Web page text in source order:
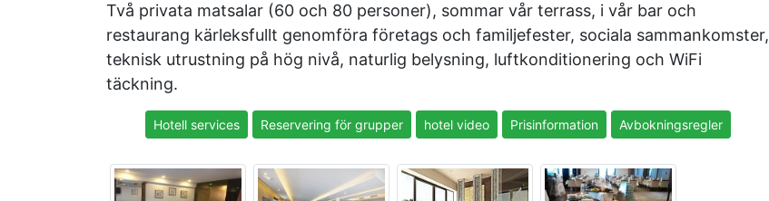
Två privata matsalar (60 och 80 personer), sommar vår terrass, i vår bar och
restaurang kärleksfullt genomföra företags­ och familjefester, sociala sammankomster,
teknisk utrustning på hög nivå, naturlig belysning, luftkonditionering och WiFi
täckning.
Hotell services Reservering för grupper hotel video Prisinformation Avbokningsregler